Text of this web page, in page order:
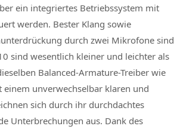
ein integriertes Betriebssystem mit
werden. Bester Klang sowie
durch zwei Mikrofone sind
sind wesentlich kleiner und leichter als
Balanced-Armature-Treiber wie
einem unverwechselbar klaren und
sich durch ihr durchdachtes
Unterbrechungen aus. Dank des